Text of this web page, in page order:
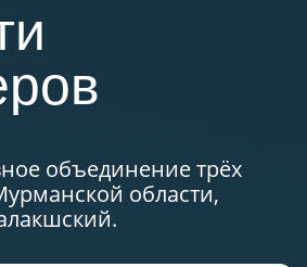
объединение трёх
области,